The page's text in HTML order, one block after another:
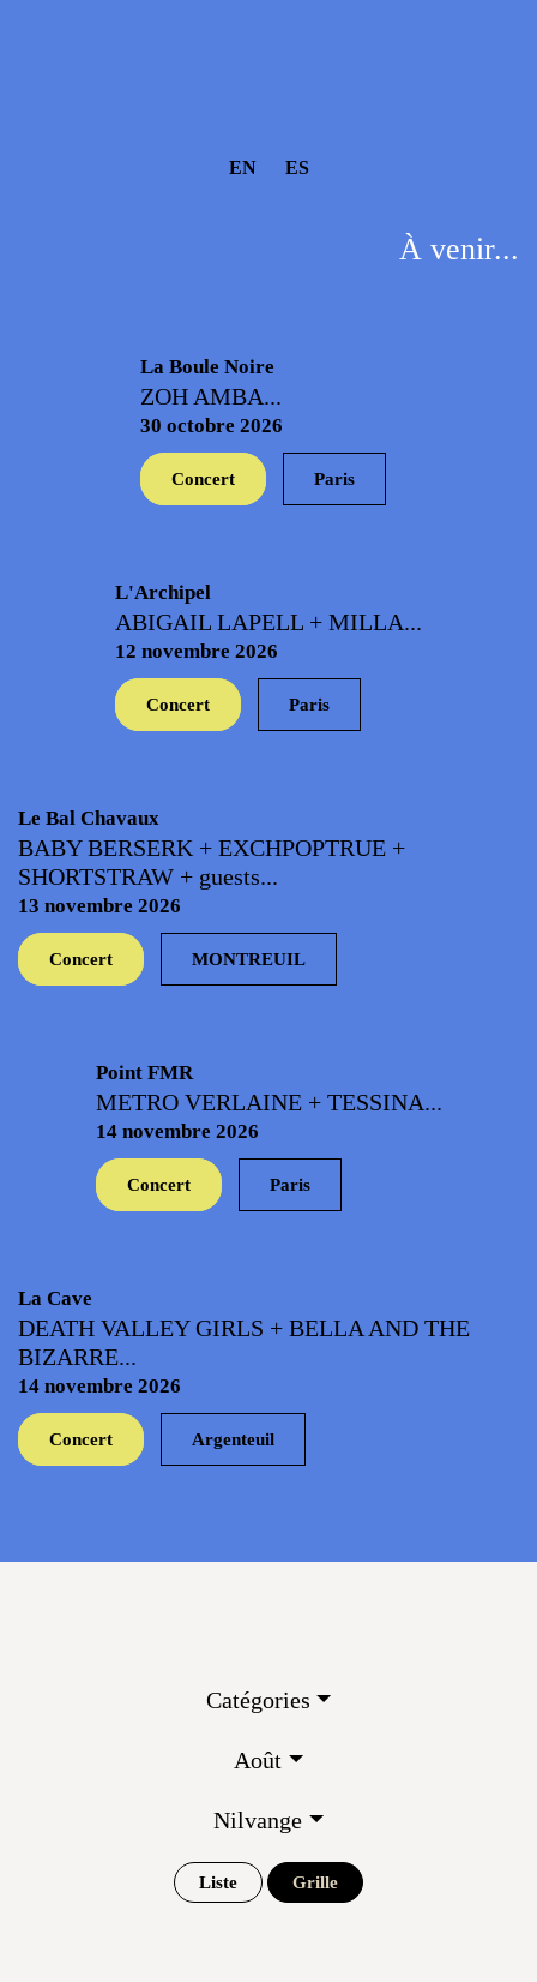
EN ES
À venir...
La Boule Noire
ZOH AMBA...
30 octobre 2026
Concert Paris
L'Archipel
ABIGAIL LAPELL + MILLA...
12 novembre 2026
Concert Paris
Le Bal Chavaux
BABY BERSERK + EXCHPOPTRUE +
SHORTSTRAW + guests...
13 novembre 2026
Concert MONTREUIL
Point FMR
METRO VERLAINE + TESSINA...
14 novembre 2026
Concert Paris
La Cave
DEATH VALLEY GIRLS + BELLA AND THE
BIZARRE...
14 novembre 2026
Concert Argenteuil
Catégories
Août
Nilvange
Liste Grille